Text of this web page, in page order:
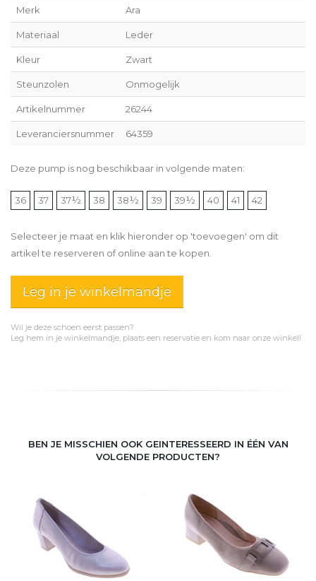
Merk Ara
Materiaal Leder
Kleur Zwart
Steunzolen Onmogelijk
Artikelnummer 26244
Leveranciersnummer 64359
Deze pump is nog beschikbaar in volgende maten:
36 37 37½ 38 38½ 39 39½ 40 41 42
Selecteer je maat en klik hieronder op 'toevoegen' om dit
artikel te reserveren of online aan te kopen.
Leg in je winkelmandje
Wil je deze schoen eerst passen?
Leg hem in je winkelmandje, plaats een reservatie en kom naar onze winkel!
BEN JE MISSCHIEN OOK GEINTERESSEERD IN ÉÉN VAN
VOLGENDE PRODUCTEN?